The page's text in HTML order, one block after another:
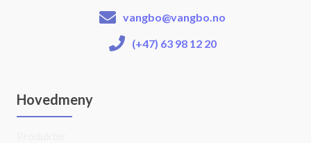
vangbo@vangbo.no
(+47) 63 98 12 20
Hovedmeny